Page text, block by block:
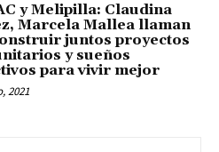
y Melipilla: Claudina
Marcela Mallea llaman
juntos proyectos
y sueños
para vivir mejor
2021